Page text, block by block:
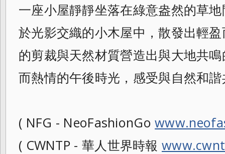
一座小屋靜靜坐落在綠意盎然的草
於光影交織的小木屋中，散發出輕
的剪裁與天然材質營造出與大地共
而熱情的午後時光，感受與自然和
( NFG - NeoFashionGo
( CWNTP - 華人世界時報